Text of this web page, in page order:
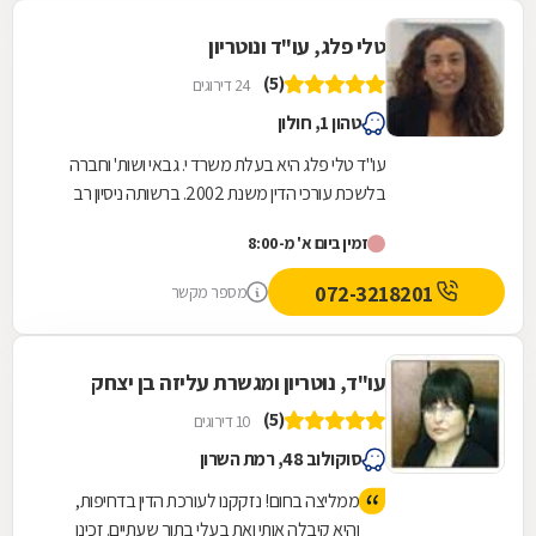
טלי פלג, עו"ד ונוטריון
(5) 24 דירוגים
טהון 1, חולון
עו"ד טלי פלג היא בעלת משרד י. גבאי ושות' וחברה
בלשכת עורכי הדין משנת 2002. ברשותה ניסיון רב
זמין ביום א' מ-8:00
מספר מקשר
עו"ד, נוטריון ומגשרת עליזה בן יצחק
(5) 10 דירוגים
סוקולוב 48, רמת השרון
ממליצה בחום! נזקקנו לעורכת הדין בדחיפות,
והיא קיבלה אותי ואת בעלי בתוך שעתיים. זכינו